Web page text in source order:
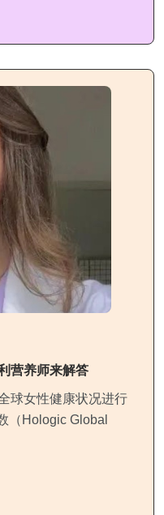
营养师来解答
球女性健康状况进行
（Hologic Global